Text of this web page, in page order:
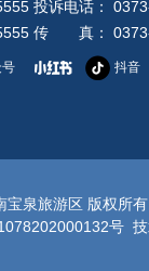
投诉电话：
传 真：
抖音
泉旅游区 版权所有
号